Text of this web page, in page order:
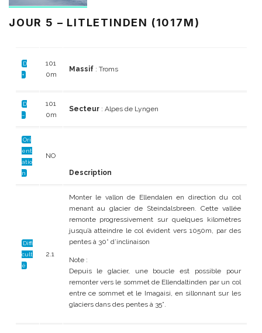
JOUR 5 – LITLETINDEN (1017M)
D
+
101
0m
Massif: Troms
D
–
101
0m
Secteur: Alpes de Lyngen
Ori
ent
atio
n
NO
Description
Diffi
cult
é
2.1
Monter le vallon de Ellendalen en direction du col
menant au glacier de Steindalsbreen. Cette vallée
remonte progressivement sur quelques kilomètres
jusqu’à atteindre le col évident vers 1050m, par des
pentes à 30° d’inclinaison
Note :
Depuis le glacier, une boucle est possible pour
remonter vers le sommet de Ellendaltinden par un col
entre ce sommet et le Imagaisi, en sillonnant sur les
glaciers dans des pentes à 35°.